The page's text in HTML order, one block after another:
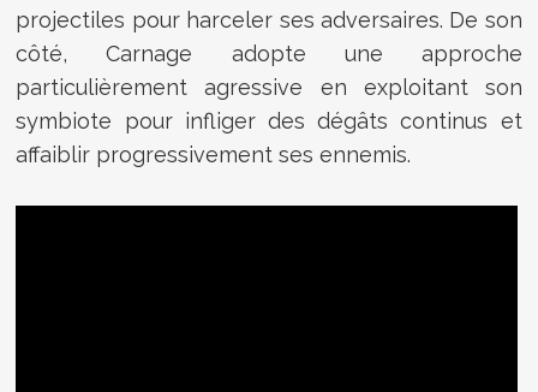
projectiles pour harceler ses adversaires. De son
côté, Carnage adopte une approche
particulièrement agressive en exploitant son
symbiote pour infliger des dégâts continus et
affaiblir progressivement ses ennemis.